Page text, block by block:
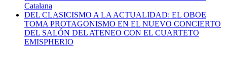
Catalana
DEL CLASICISMO A LA ACTUALIDAD: EL OBOE
TOMA PROTAGONISMO EN EL NUEVO CONCIERTO
DEL SALÓN DEL ATENEO CON EL CUARTETO
EMISPHERIO